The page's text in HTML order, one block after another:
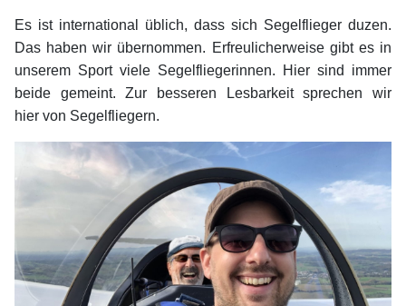
Es ist international üblich, dass sich Segelflieger duzen.
Das haben wir übernommen. Erfreulicherweise gibt es in
unserem Sport viele Segelfliegerinnen. Hier sind immer
beide gemeint. Zur besseren Lesbarkeit sprechen wir
hier von Segelfliegern.